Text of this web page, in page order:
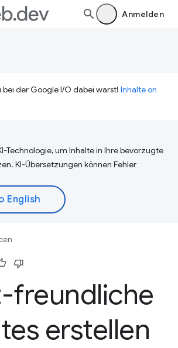
Anmelden
bei der Google I/O dabei warst! Inhalte on
Technologie, um Inhalte in Ihre bevorzugte
KI-Übersetzungen können Fehler
freundliche
erstellen